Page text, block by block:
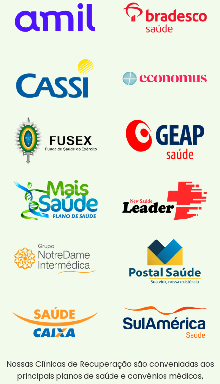
Nossas Clínicas de Recuperação são conveniadas aos
principais planos de saúde e convênios médicos,